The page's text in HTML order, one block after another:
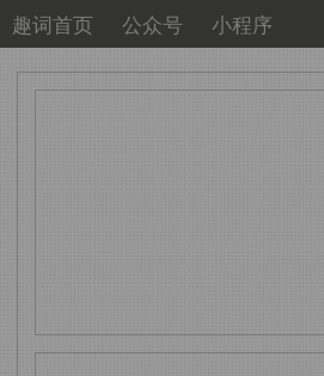
趣词首页 公众号 小程序